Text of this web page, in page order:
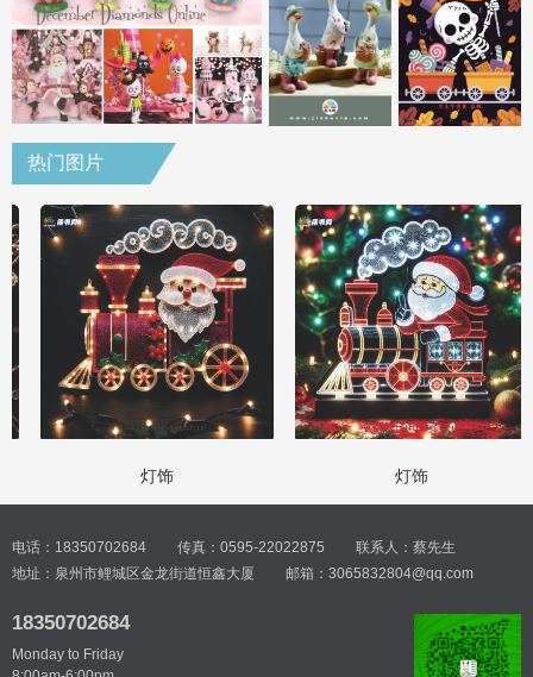
热门图片
灯饰 灯饰
电话：18350702684 传真：0595-22022875
联系人：蔡先生
地址：泉州市鲤城区金龙街道恒鑫大厦
邮箱：3065832804@qq.com
18350702684
Monday to Friday